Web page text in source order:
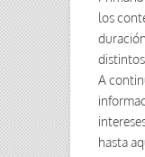
los
A
hasta